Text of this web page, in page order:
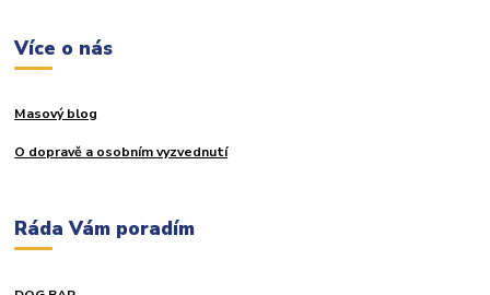
Více o nás
Masový blog
O dopravě a osobním vyzvednutí
Ráda Vám poradím